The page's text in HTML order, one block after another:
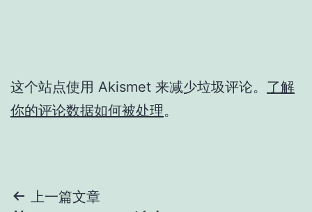
这个站点使用 Akismet 来减少垃圾评论。 了解
你的评论数据如何被处理。
文上一篇文章